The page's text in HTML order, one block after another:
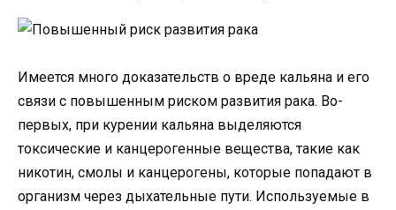
Имеется много доказательств о вреде кальяна и его
связи с повышенным риском развития рака. Во-
первых, при курении кальяна выделяются
токсические и канцерогенные вещества, такие как
никотин, смолы и канцерогены, которые попадают в
организм через дыхательные пути. Используемые в